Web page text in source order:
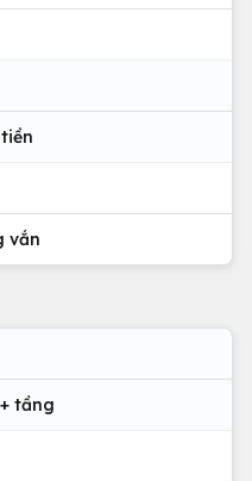
vắn
tầng